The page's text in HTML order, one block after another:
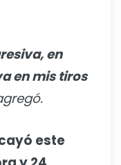
en
en mis tiros
este